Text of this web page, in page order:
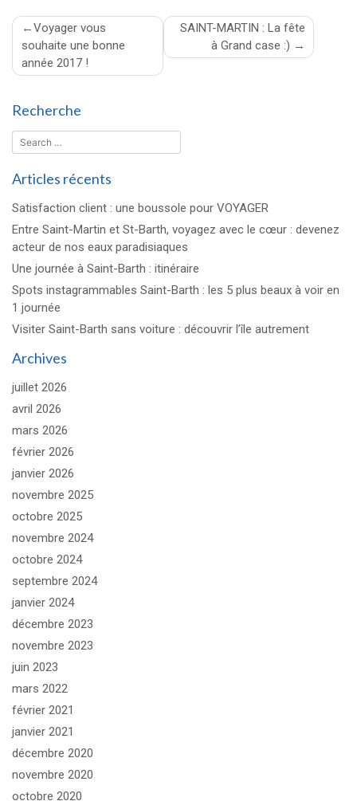
Navigation
de
l’article
Voyager vous
souhaite une bonne
année 2017 !
SAINT-MARTIN : La fête
à Grand case :)
Recherche
Articles récents
Satisfaction client : une boussole pour VOYAGER
Entre Saint-Martin et St-Barth, voyagez avec le cœur : devenez
acteur de nos eaux paradisiaques
Une journée à Saint-Barth : itinéraire
Spots instagrammables Saint-Barth : les 5 plus beaux à voir en
1 journée
Visiter Saint-Barth sans voiture : découvrir l’île autrement
Archives
juillet 2026
avril 2026
mars 2026
février 2026
janvier 2026
novembre 2025
octobre 2025
novembre 2024
octobre 2024
septembre 2024
janvier 2024
décembre 2023
novembre 2023
juin 2023
mars 2022
février 2021
janvier 2021
décembre 2020
novembre 2020
octobre 2020